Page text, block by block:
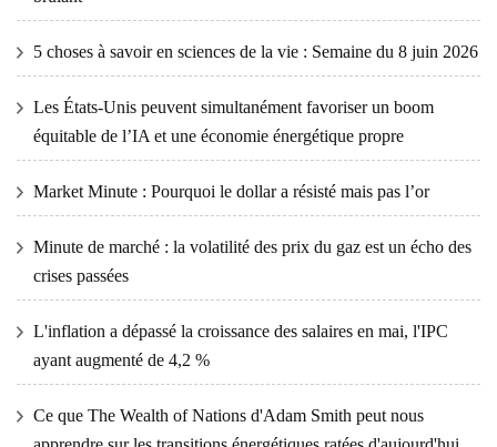
5 choses à savoir en sciences de la vie : Semaine du 8 juin 2026
Les États-Unis peuvent simultanément favoriser un boom
équitable de l’IA et une économie énergétique propre
Market Minute : Pourquoi le dollar a résisté mais pas l’or
Minute de marché : la volatilité des prix du gaz est un écho des
crises passées
L'inflation a dépassé la croissance des salaires en mai, l'IPC
ayant augmenté de 4,2 %
Ce que The Wealth of Nations d'Adam Smith peut nous